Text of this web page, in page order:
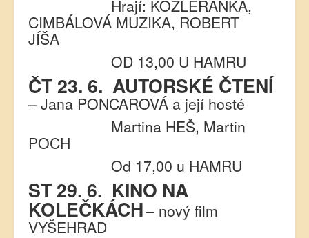
Hrají: KOZLERANKA,
CIMBÁLOVÁ MUZIKA, ROBERT
JÍŠA
OD 13,00 U HAMRU
ČT 23. 6. AUTORSKÉ ČTENÍ
– Jana PONCAROVÁ a její hosté
Martina HEŠ, Martin
POCH
Od 17,00 u HAMRU
ST 29. 6. KINO NA
KOLEČKÁCH– nový film
VYŠEHRAD